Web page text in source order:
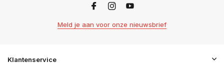
Meld je aan voor onze nieuwsbrief
Klantenservice